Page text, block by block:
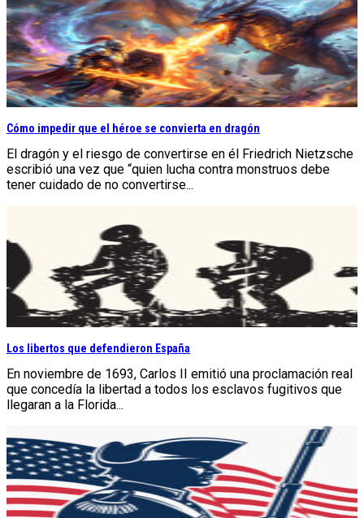
Cómo impedir que el héroe se convierta en dragón
El dragón y el riesgo de convertirse en él Friedrich Nietzsche
escribió una vez que “quien lucha contra monstruos debe
tener cuidado de no convertirse...
Los libertos que defendieron España
En noviembre de 1693, Carlos II emitió una proclamación real
que concedía la libertad a todos los esclavos fugitivos que
llegaran a la Florida...